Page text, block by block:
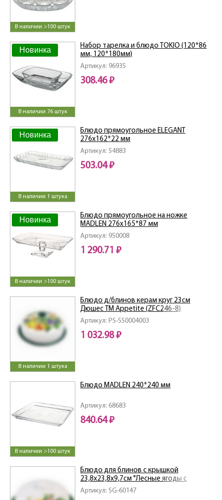
В наличии >100 штук
Новинка
В наличии 76 штук
Артикул: 96935
Набор тарелка и блюдо TOKIO (120*86
мм, 120*180мм)
308.46 ₽
Новинка
В наличии 1 штука
Артикул: 54883
Блюдо прямоугольное ELEGANT
276x162*22 мм
503.04 ₽
Новинка
В наличии >100 штук
Артикул: 950008
Блюдо прямоугольное на ножке
MADLEN 276x165*87 мм
1 290.71 ₽
В наличии 1 штука
Артикул: PS-550004003
Блюдо д/блинов керам круг 23см
Дюшес ТМ Appetite (ZFC246-8)
1 032.98 ₽
В наличии >100 штук
Артикул: 68683
Блюдо MADLEN 240*240 мм
840.64 ₽
Артикул: SG-60147
Блюдо для блинов с крышкой
23,8х23,8х9,7см "Лесные ягоды с
лимонами" LR